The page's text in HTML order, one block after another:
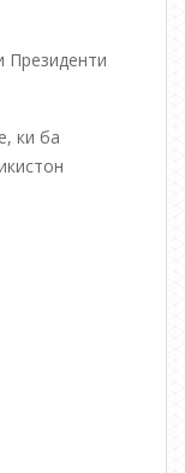
Президенти
ки ба